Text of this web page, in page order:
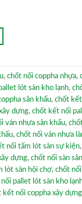
, chốt nối coppha nhựa,
lót sàn kho lạnh,
sân khấu, chốt kết
dựng, chốt kết nối
ván nhựa sân khấu,
, chốt nối ván nhựa
nối tấm lót sàn sự kiện,
dựng, chốt nối sàn
lót sàn hội chợ, chốt
pallet lót sàn kho
kết nối coppha xây dựng